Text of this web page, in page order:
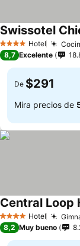
4 EstrellasHotel
Swissotel
8,7 Excelente
De $291
Mira precios de
4 EstrellasHotel
Central Loop
8,2 Muy bueno